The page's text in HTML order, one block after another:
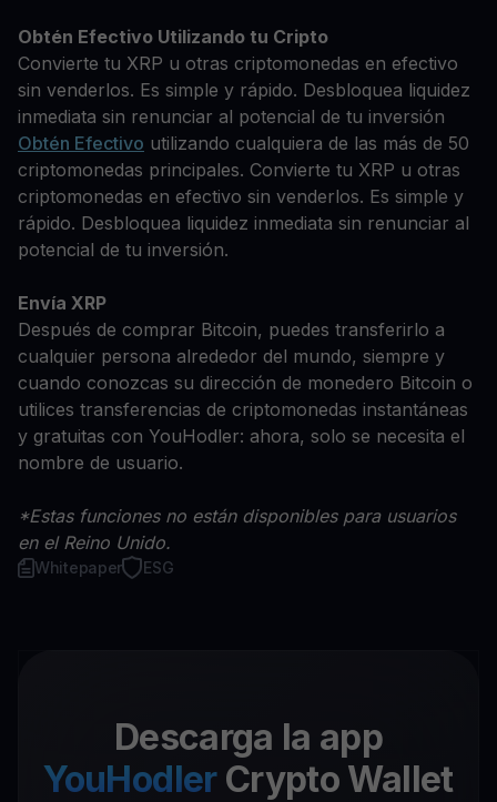
Obtén Efectivo Utilizando tu Cripto
Convierte tu XRP u otras criptomonedas en efectivo
sin venderlos. Es simple y rápido. Desbloquea liquidez
inmediata sin renunciar al potencial de tu inversión
Obtén Efectivo utilizando cualquiera de las más de 50
criptomonedas principales. Convierte tu XRP u otras
criptomonedas en efectivo sin venderlos. Es simple y
rápido. Desbloquea liquidez inmediata sin renunciar al
potencial de tu inversión.
Envía XRP
Después de comprar Bitcoin, puedes transferirlo a
cualquier persona alrededor del mundo, siempre y
cuando conozcas su dirección de monedero Bitcoin o
utilices transferencias de criptomonedas instantáneas
y gratuitas con YouHodler: ahora, solo se necesita el
nombre de usuario.
*Estas funciones no están disponibles para usuarios
en el Reino Unido.
Whitepaper ESG
Descarga la app
YouHodler Crypto Wallet